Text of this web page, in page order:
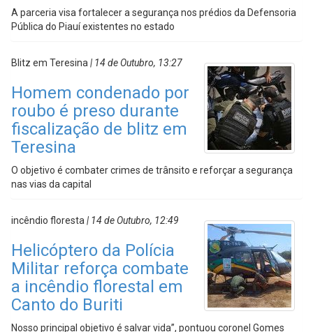
A parceria visa fortalecer a segurança nos prédios da Defensoria
Pública do Piauí existentes no estado
Blitz em Teresina | 14 de Outubro, 13:27
Homem condenado por
roubo é preso durante
fiscalização de blitz em
Teresina
O objetivo é combater crimes de trânsito e reforçar a segurança
nas vias da capital
incêndio floresta | 14 de Outubro, 12:49
Helicóptero da Polícia
Militar reforça combate
a incêndio florestal em
Canto do Buriti
Nosso principal objetivo é salvar vida”, pontuou coronel Gomes